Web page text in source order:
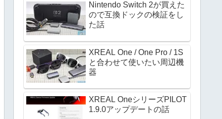
Nintendo Switch 2が買えた
ので互換ドックの検証をし
た話
XREAL One / One Pro / 1S
と合わせて使いたい周辺機
器
XREAL OneシリーズPILOT
1.9.0アップデートの話